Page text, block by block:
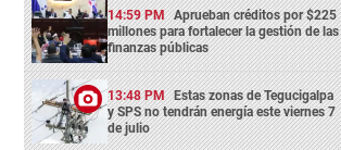
14:59 PM Aprueban créditos por $225
millones para fortalecer la gestión de las
finanzas públicas
13:48 PM Estas zonas de Tegucigalpa
y SPS no tendrán energía este viernes 7
de julio